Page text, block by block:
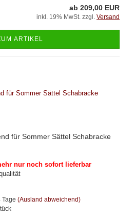
ab 209,00 EUR
inkl. 19% MwSt. zzgl. Versand
ARTIKEL
für Sommer Sättel Schabracke
nur noch sofort lieferbar
Tage (Ausland abweichend)